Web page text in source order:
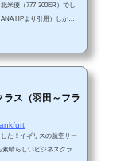
米便（777-300ER）でし
HPより引用）しか
の参考になれば幸いで
じでC...
ラス（羽田～フラ
た！イギリスの航空サー
素晴らしいビジネスクラ